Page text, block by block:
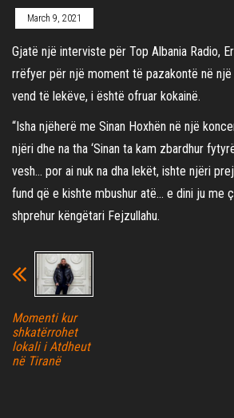
March 9, 2021
Gjatë një interviste për Top Albania Radio,
rrëfyer për një moment të pazakontë në
vend të lekëve, i është ofruar kokainë.
“Isha njëherë me Sinan Hoxhën në një
njëri dhe na tha ‘Sinan ta kam zbardhur
vesh… por ai nuk na dha lekët, ishte njëri
fund që e kishte mbushur atë… e dini ju me
shprehur këngëtari Fejzullahu.
Momenti kur
shkatërrohet
lokali i Atdheut
në Tiranë